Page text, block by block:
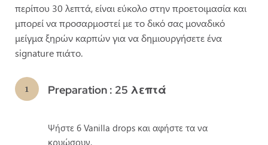
περίπου 30 λεπτά, είναι εύκολο στην προετοιμασία και
μπορεί να προσαρμοστεί με το δικό σας μοναδικό
μείγμα ξηρών καρπών για να δημιουργήσετε ένα
signature πιάτο.
Preparation : 25 λεπτά
Ψήστε 6 Vanilla drops και αφήστε τα να
κρυώσουν.